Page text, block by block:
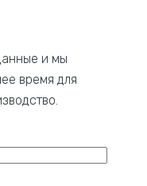
и мы
время для